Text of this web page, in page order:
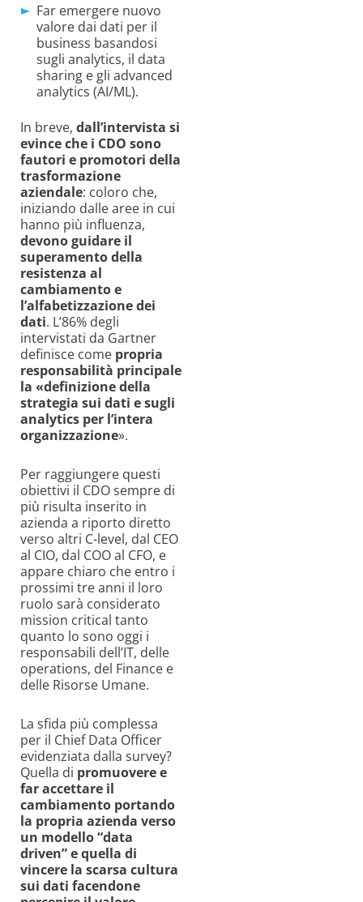
Far emergere nuovo
valore dai dati per il
business basandosi
sugli analytics, il data
sharing e gli advanced
analytics (AI/ML).
In breve, dall’intervista si
evince che i CDO sono
fautori e promotori della
trasformazione
aziendale: coloro che,
iniziando dalle aree in cui
hanno più influenza,
devono guidare il
superamento della
resistenza al
cambiamento e
l’alfabetizzazione dei
dati. L’86% degli
intervistati da Gartner
definisce come propria
responsabilità principale
la «definizione della
strategia sui dati e sugli
analytics per l’intera
organizzazione».
Per raggiungere questi
obiettivi il CDO sempre di
più risulta inserito in
azienda a riporto diretto
verso altri C-level, dal CEO
al CIO, dal COO al CFO, e
appare chiaro che entro i
prossimi tre anni il loro
ruolo sarà considerato
mission critical tanto
quanto lo sono oggi i
responsabili dell’IT, delle
operations, del Finance e
delle Risorse Umane.
La sfida più complessa
per il Chief Data Officer
evidenziata dalla survey?
Quella di promuovere e
far accettare il
cambiamento portando
la propria azienda verso
un modello “data
driven” e quella di
vincere la scarsa cultura
sui dati facendone